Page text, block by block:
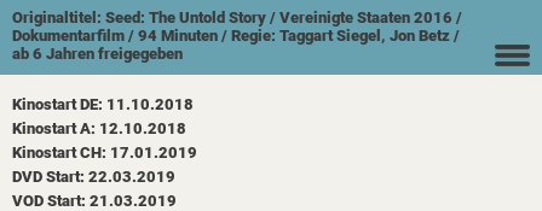
Originaltitel: Seed: The Untold Story / Vereinigte Staaten 2016 /
Dokumentarfilm / 94 Minuten / Regie: Taggart Siegel, Jon Betz /
ab 6 Jahren freigegeben
Kinostart DE: 11.10.2018
Kinostart A: 12.10.2018
Kinostart CH: 17.01.2019
DVD Start: 22.03.2019
VOD Start: 21.03.2019